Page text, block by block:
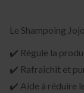
Le Shampoing
✔️ Régule la
✔️ Rafraîchit et
✔️ Aide à réduire